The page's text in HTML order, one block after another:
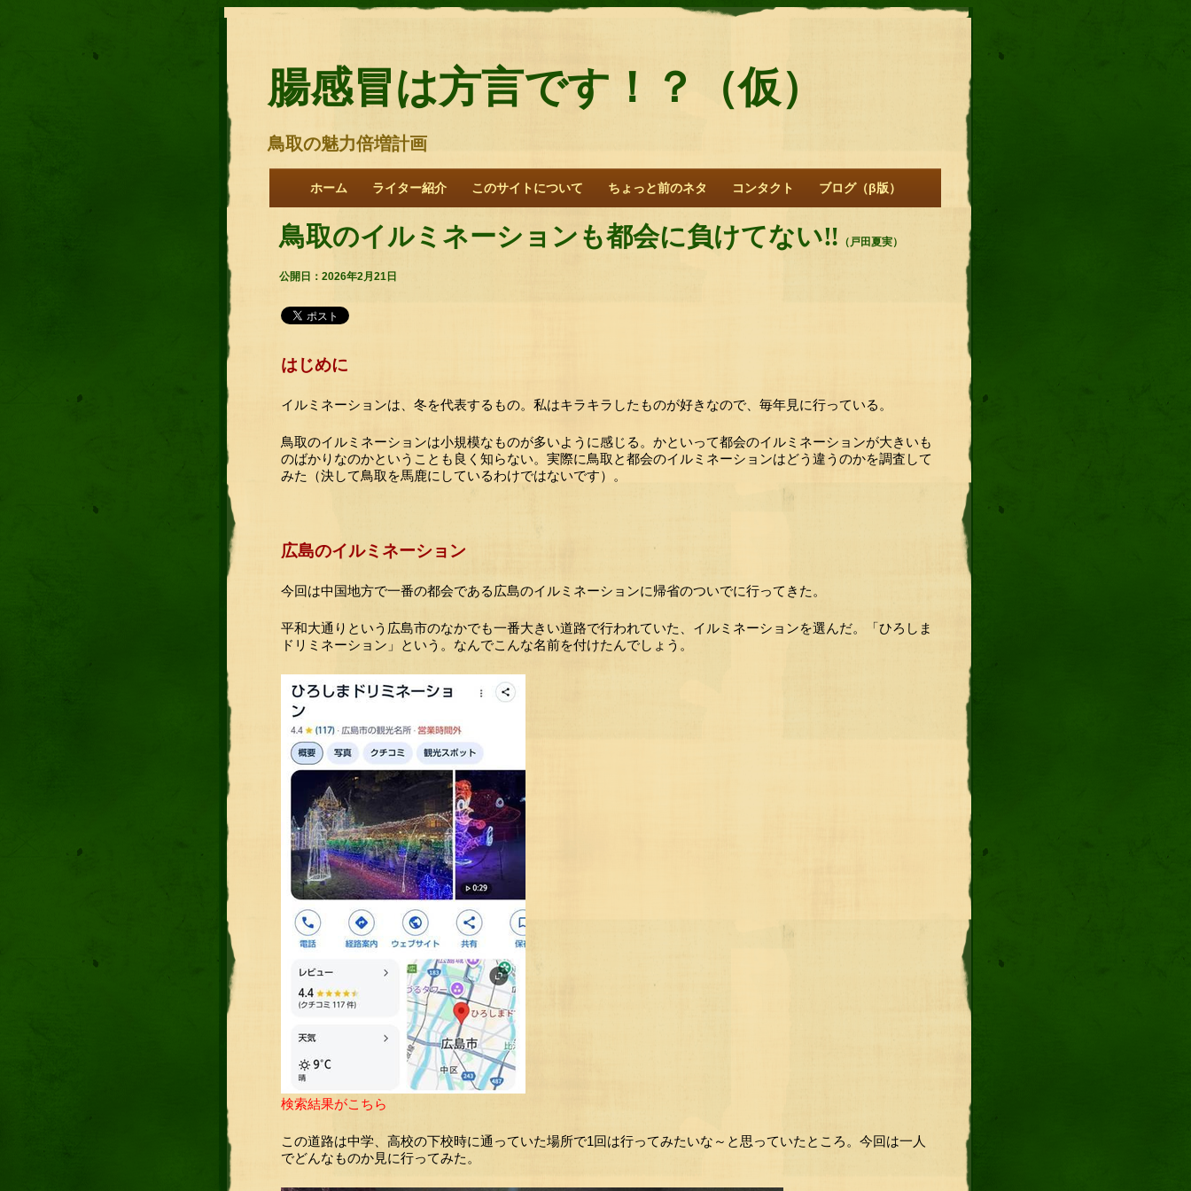
腸感冒は方言です！？（仮）
鳥取の魅力倍増計画
ホーム ライター紹介 このサイトについて ちょっと前のネタ コンタクト ブログ（β版）
鳥取のイルミネーションも都会に負けてない‼︎ （戸田夏実）
公開日：2026年2月21日
はじめに
イルミネーションは、冬を代表するもの。私はキラキラしたものが好きなので、毎年見に行っている。
鳥取のイルミネーションは小規模なものが多いように感じる。かといって都会のイルミネーションが大きいも
のばかりなのかということも良く知らない。実際に鳥取と都会のイルミネーションはどう違うのかを調査して
みた（決して鳥取を馬鹿にしているわけではないです）。
広島のイルミネーション
今回は中国地方で一番の都会である広島のイルミネーションに帰省のついでに行ってきた。
平和大通りという広島市のなかでも一番大きい道路で行われていた、イルミネーションを選んだ。「ひろしま
ドリミネーション」という。なんでこんな名前を付けたんでしょう。
検索結果がこちら
この道路は中学、高校の下校時に通っていた場所で1回は行ってみたいな～と思っていたところ。今回は一人
でどんなものか見に行ってみた。